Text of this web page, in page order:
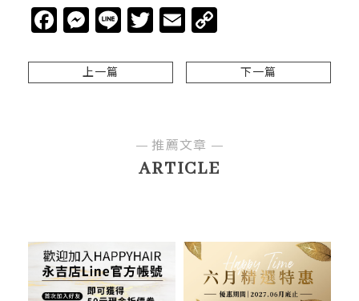
Facebook
Messenger
LineTwitter
Email
上一篇 下一篇
ARTICLE
推薦文章